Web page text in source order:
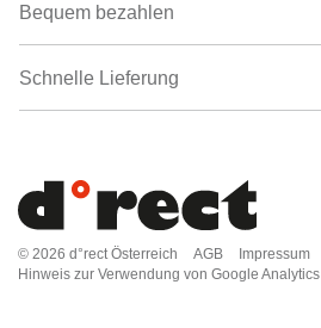
Bequem bezahlen
Schnelle Lieferung
© 2026 d°rect Österreich AGB Impressum
Hinweis zur Verwendung von Google Analytics